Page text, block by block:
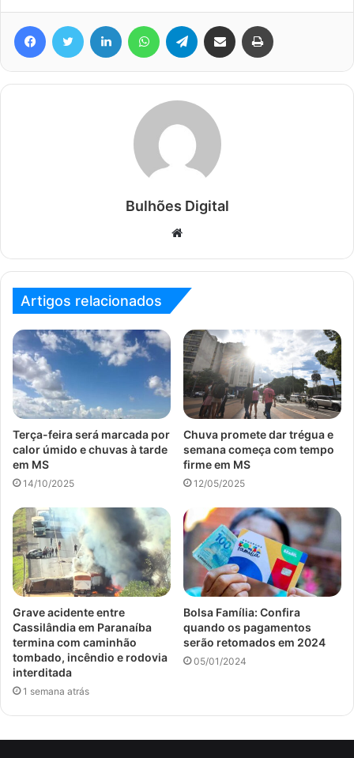
FacebookTwitter Linkedin WhatsAppTelegram Compartilhar via e-mail
Bulhões Digital
Website
Artigos relacionados
Terça-feira será marcada por
calor úmido e chuvas à tarde
em MS
14/10/2025
Chuva promete dar trégua e
semana começa com tempo
firme em MS
12/05/2025
Grave acidente entre
Cassilândia em Paranaíba
termina com caminhão
tombado, incêndio e rodovia
interditada
1 semana atrás
Bolsa Família: Confira
quando os pagamentos
serão retomados em 2024
05/01/2024